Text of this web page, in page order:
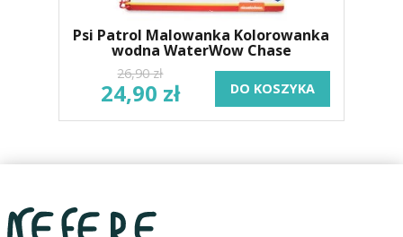
Psi Patrol Malowanka Kolorowanka
wodna WaterWow Chase
26,90 zł
24,90 zł DO KOSZYKA